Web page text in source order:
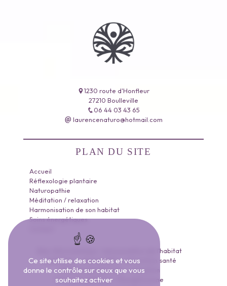
1230 route d'Honfleur
27210 Boulleville
06 44 03 43 65
laurencenaturo@hotmail.com
PLAN DU SITE
Accueil
Réflexologie plantaire
Naturopathie
Méditation / relaxation
Harmonisation de son habitat
Soins énergétiques
harmonisation de l'habitat
méditation naturopathie prévention santé
réflexologie plantaire relaxation
Soins énergétiques
Énergéticienne
Ce site utilise des cookies et vous
donne le contrôle sur ceux que vous
souhaitez activer